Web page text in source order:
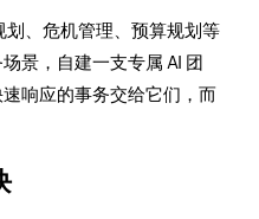
、危机管理、预算规划等
景，自建一支专属 AI 团
响应的事务交给它们，而